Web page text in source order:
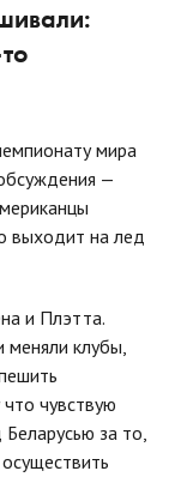
мира
—
выходит на лед
и Плэтта.
меняли клубы,
чувствую
за то,